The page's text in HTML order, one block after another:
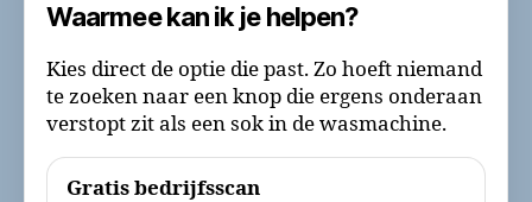
Waarmee kan ik je helpen?
Kies direct de optie die past. Zo hoeft niemand
te zoeken naar een knop die ergens onderaan
verstopt zit als een sok in de wasmachine.
Gratis bedrijfsscan